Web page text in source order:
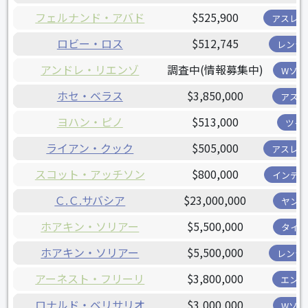
フェルナンド・アバド $525,900 アスレ
ロビー・ロス $512,745 レンジ
アンドレ・リエンゾ 調査中(情報募集中) Wソ
ホセ・ベラス $3,850,000 アス
ヨハン・ピノ $513,000 ツイ
ライアン・クック $505,000 アスレ
スコット・アッチソン $800,000 インデ
Ｃ.Ｃ.サバシア $23,000,000 ヤン
ホアキン・ソリアー $5,500,000 タイ
ホアキン・ソリアー $5,500,000 レンジ
アーネスト・フリーリ $3,800,000 エン
ロナルド・ベリサリオ $3,000,000